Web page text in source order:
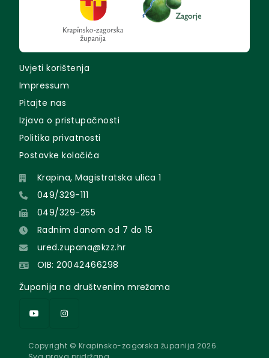
Uvjeti korištenja
Impressum
Pitajte nas
Izjava o pristupačnosti
Politika privatnosti
Postavke kolačića
Krapina, Magistratska ulica 1
049/329-111
049/329-255
Radnim danom od 7 do 15
ured.zupana@kzz.hr
OIB: 20042466298
Županija na društvenim mrežama
Copyright © Krapinsko-zagorska županija 2026.